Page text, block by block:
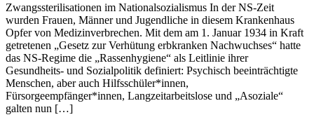
Zwangssterilisationen im Nationalsozialismus In der NS-Zeit
wurden Frauen, Männer und Jugendliche in diesem Krankenhaus
Opfer von Medizinverbrechen. Mit dem am 1. Januar 1934 in Kraft
getretenen „Gesetz zur Verhütung erbkranken Nachwuchses“ hatte
das NS-Regime die „Rassenhygiene“ als Leitlinie ihrer
Gesundheits- und Sozialpolitik definiert: Psychisch beeinträchtigte
Menschen, aber auch Hilfsschüler*innen,
Fürsorgeempfänger*innen, Langzeitarbeitslose und „Asoziale“
galten nun […]